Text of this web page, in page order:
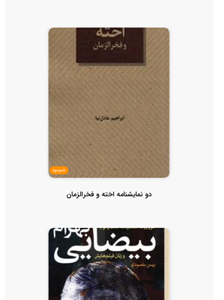
ناموجود
دو نمایشنامه اخته و فخرالزمان